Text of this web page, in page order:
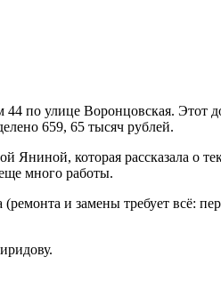
по улице Воронцовская.
659, 65 тысяч рублей.
Яниной, которая рассказала о
много работы.
и замены требует всё: